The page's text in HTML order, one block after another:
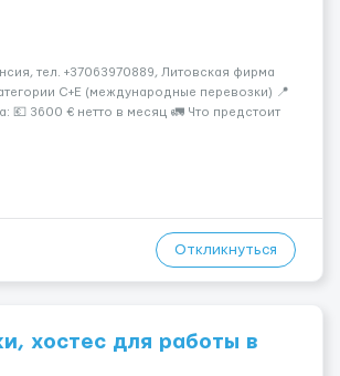
тел. +37063970889, Литовская фирма
C+E (международные перевозки) 📍
💶 3600 € нетто в месяц 🚛 Что предстоит
В среднем 400–500 км в день. Погрузки и
Откликнуться
хостес для работы в